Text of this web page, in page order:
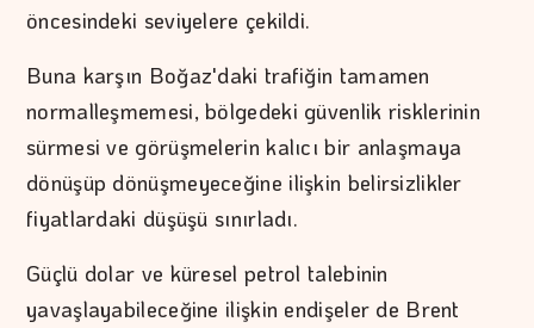
öncesindeki seviyelere çekildi.
Buna karşın Boğaz'daki trafiğin tamamen
normalleşmemesi, bölgedeki güvenlik risklerinin
sürmesi ve görüşmelerin kalıcı bir anlaşmaya
dönüşüp dönüşmeyeceğine ilişkin belirsizlikler
fiyatlardaki düşüşü sınırladı.
Güçlü dolar ve küresel petrol talebinin
yavaşlayabileceğine ilişkin endişeler de Brent